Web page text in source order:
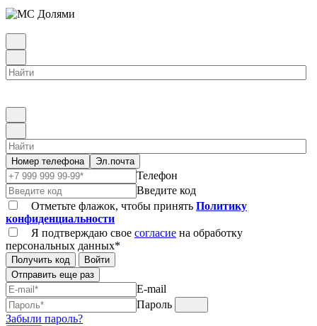
Номер телефона Эл.почта
Телефон
Введите код
Отметьте флажок, чтобы принять Политику
конфиденциальности
Я подтверждаю свое согласие на обработку
персональных данных*
Получить код
Войти
Отправить еще раз
E-mail
Пароль
Забыли пароль?